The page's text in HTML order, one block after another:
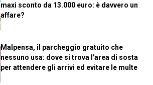
maxi sconto da 13.000 euro: è davvero un
affare?
Malpensa, il parcheggio gratuito che
nessuno usa: dove si trova l'area di sosta
per attendere gli arrivi ed evitare le multe